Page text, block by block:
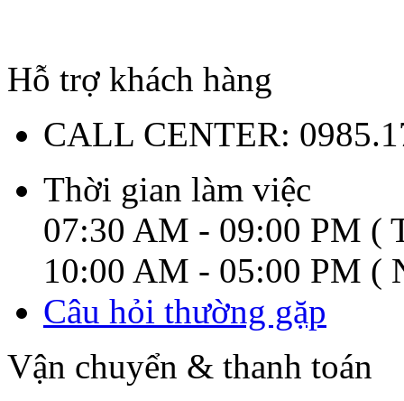
Hỗ trợ khách hàng
CALL CENTER:
Thời gian làm việc
07:30 AM - 09:00 PM (
10:00 AM - 05:00 PM (
Câu hỏi thường gặp
Vận chuyển & thanh toán